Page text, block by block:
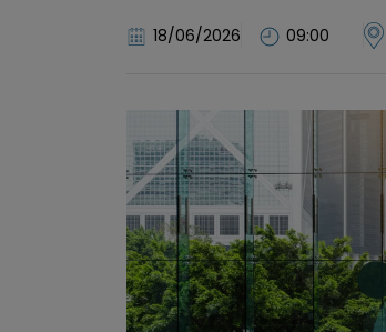
18/06/2026 09:00